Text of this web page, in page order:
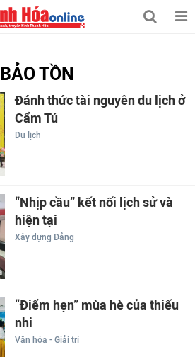
BẢO TỒN
Đánh thức tài nguyên du lịch ở
Cẩm Tú
Du lịch
“Nhịp cầu” kết nối lịch sử và
hiện tại
Xây dựng Đảng
“Điểm hẹn” mùa hè của thiếu
nhi
Văn hóa - Giải trí